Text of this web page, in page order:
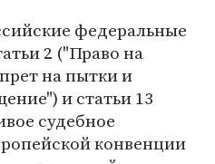
федеральные
2 ("Право на
на пытки и
и статьи 13
судебное
конвенции